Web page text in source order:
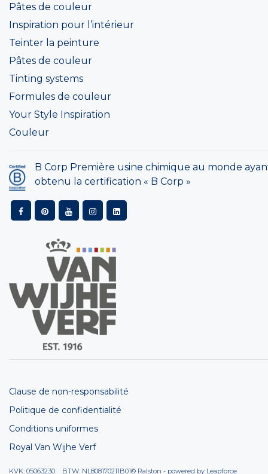
Pâtes de couleur
Inspiration pour l’intérieur
Teinter la peinture
Pâtes de couleur
Tinting systems
Formules de couleur
Your Style Inspiration
Couleur
B Corp Première usine chimique au monde
obtenu la certification « B Corp »
Clause de non-responsabilité
Politique de confidentialité
Conditions uniformes
Royal Van Wijhe Verf
KVK: 05063230 BTW: NL808170211B01© Ralston - powered by Leapforce